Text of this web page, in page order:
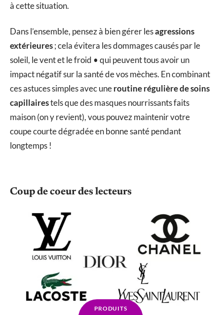
à cette situation.
Dans l’ensemble, pensez à bien gérer lesagressions
extérieures; cela évitera les dommages causés par le
soleil, le vent et le froid • qui peuvent tous avoir un
impact négatif sur la santé de vos mèches. En combinant
ces astuces simples avec uneroutine régulière de soins
capillairestels que des masques nourrissants faits
maison (on y revient), vous pouvez maintenir votre
coupe courte dégradée en bonne santé pendant
longtemps !
Coup de coeur des lecteurs
PRODUITS